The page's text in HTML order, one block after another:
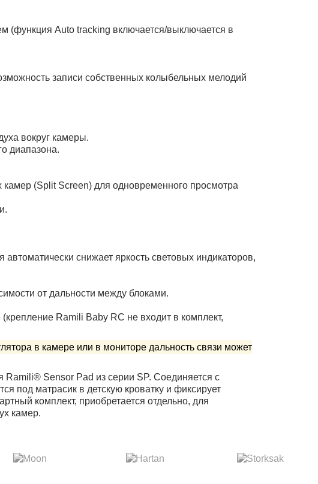
(функция Auto tracking включается/выключается в
записи собственных колыбельных мелодий
вокруг камеры.
диапазона.
(Split Screen) для одновременного просмотра
снижает яркость световых индикаторов,
от дальности между блоками.
Ramili Baby RC не входит в комплект,
в камере или в мониторе дальность связи может
Sensor Pad из серии SP. Соединяется с
под матрасик в детскую кроватку и фиксирует
комплект, приобретается отдельно, для
камер.